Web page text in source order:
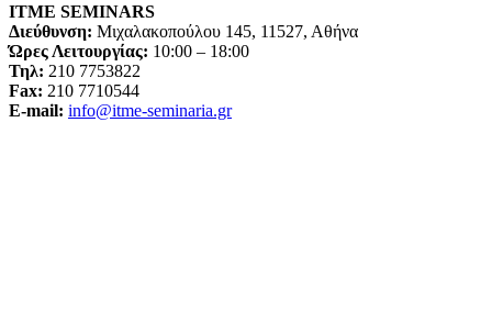
ΙΤΜΕ SEMINARS
Διεύθυνση: Μιχαλακοπούλου 145, 11527, Αθήνα
Ώρες Λειτουργίας: 10:00 – 18:00
Τηλ: 210 7753822
Fax: 210 7710544
Ε-mail: info@itme-seminaria.gr